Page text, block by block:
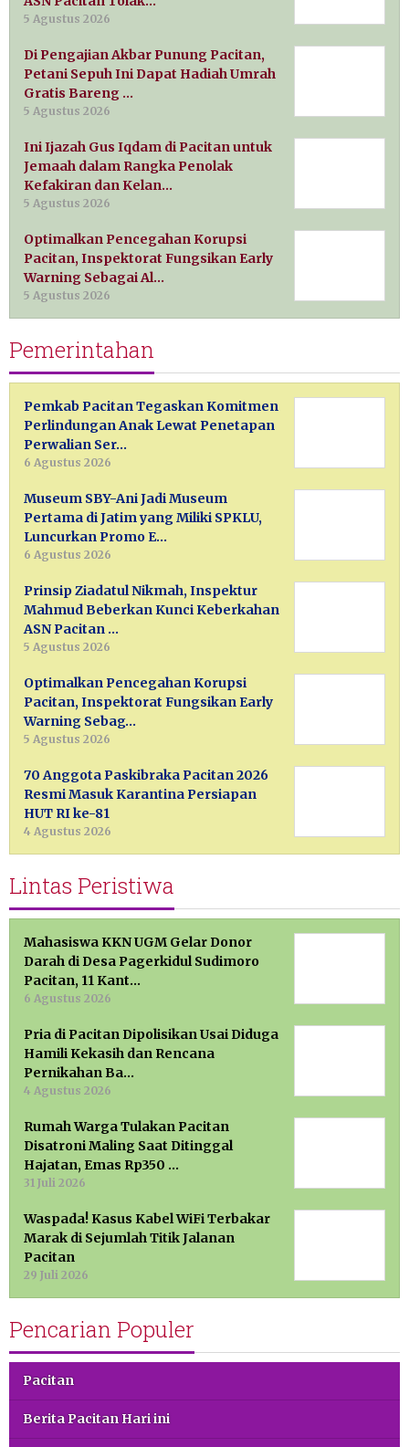
5 Agustus 2026
Di Pengajian Akbar Punung Pacitan,
Petani Sepuh Ini Dapat Hadiah Umrah
Gratis Bareng …
5 Agustus 2026
Ini Ijazah Gus Iqdam di Pacitan untuk
Jemaah dalam Rangka Penolak
Kefakiran dan Kelan…
5 Agustus 2026
Optimalkan Pencegahan Korupsi
Pacitan, Inspektorat Fungsikan Early
Warning Sebagai Al…
5 Agustus 2026
Pemerintahan
Pemkab Pacitan Tegaskan Komitmen
Perlindungan Anak Lewat Penetapan
Perwalian Ser…
6 Agustus 2026
Museum SBY-Ani Jadi Museum
Pertama di Jatim yang Miliki SPKLU,
Luncurkan Promo E…
6 Agustus 2026
Prinsip Ziadatul Nikmah, Inspektur
Mahmud Beberkan Kunci Keberkahan
ASN Pacitan …
5 Agustus 2026
Optimalkan Pencegahan Korupsi
Pacitan, Inspektorat Fungsikan Early
Warning Sebag…
5 Agustus 2026
70 Anggota Paskibraka Pacitan 2026
Resmi Masuk Karantina Persiapan
HUT RI ke-81
4 Agustus 2026
Lintas Peristiwa
Mahasiswa KKN UGM Gelar Donor
Darah di Desa Pagerkidul Sudimoro
Pacitan, 11 Kant…
6 Agustus 2026
Pria di Pacitan Dipolisikan Usai Diduga
Hamili Kekasih dan Rencana
Pernikahan Ba…
4 Agustus 2026
Rumah Warga Tulakan Pacitan
Disatroni Maling Saat Ditinggal
Hajatan, Emas Rp350 …
31 Juli 2026
Waspada! Kasus Kabel WiFi Terbakar
Marak di Sejumlah Titik Jalanan
Pacitan
29 Juli 2026
Pencarian Populer
Pacitan
Berita Pacitan Hari ini